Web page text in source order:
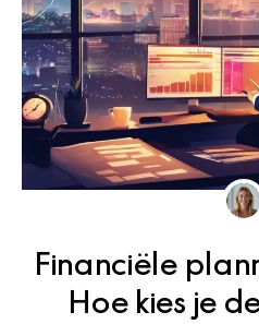
Financiële
Hoe kies je